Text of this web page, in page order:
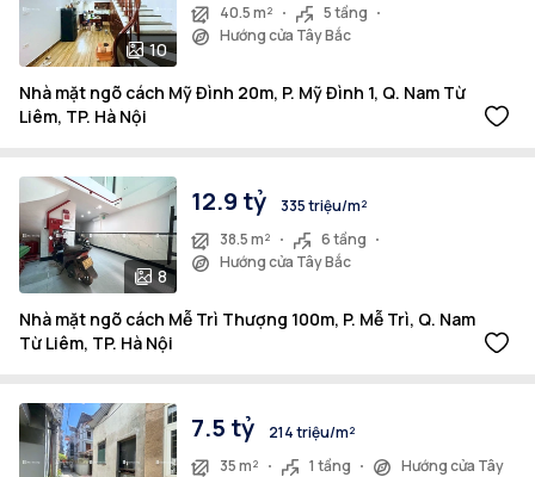
10
40.5 m²
5 tầng
Hướng cửa Tây Bắc
Nhà mặt ngõ cách Mỹ Đình 20m, P. Mỹ Đình 1, Q. Nam Từ
Liêm, TP. Hà Nội
8
12.9 tỷ
335 triệu/m²
38.5 m²
6 tầng
Hướng cửa Tây Bắc
Nhà mặt ngõ cách Mễ Trì Thượng 100m, P. Mễ Trì, Q. Nam
Từ Liêm, TP. Hà Nội
7.5 tỷ
214 triệu/m²
35 m²
1 tầng Hướng cửa Tây